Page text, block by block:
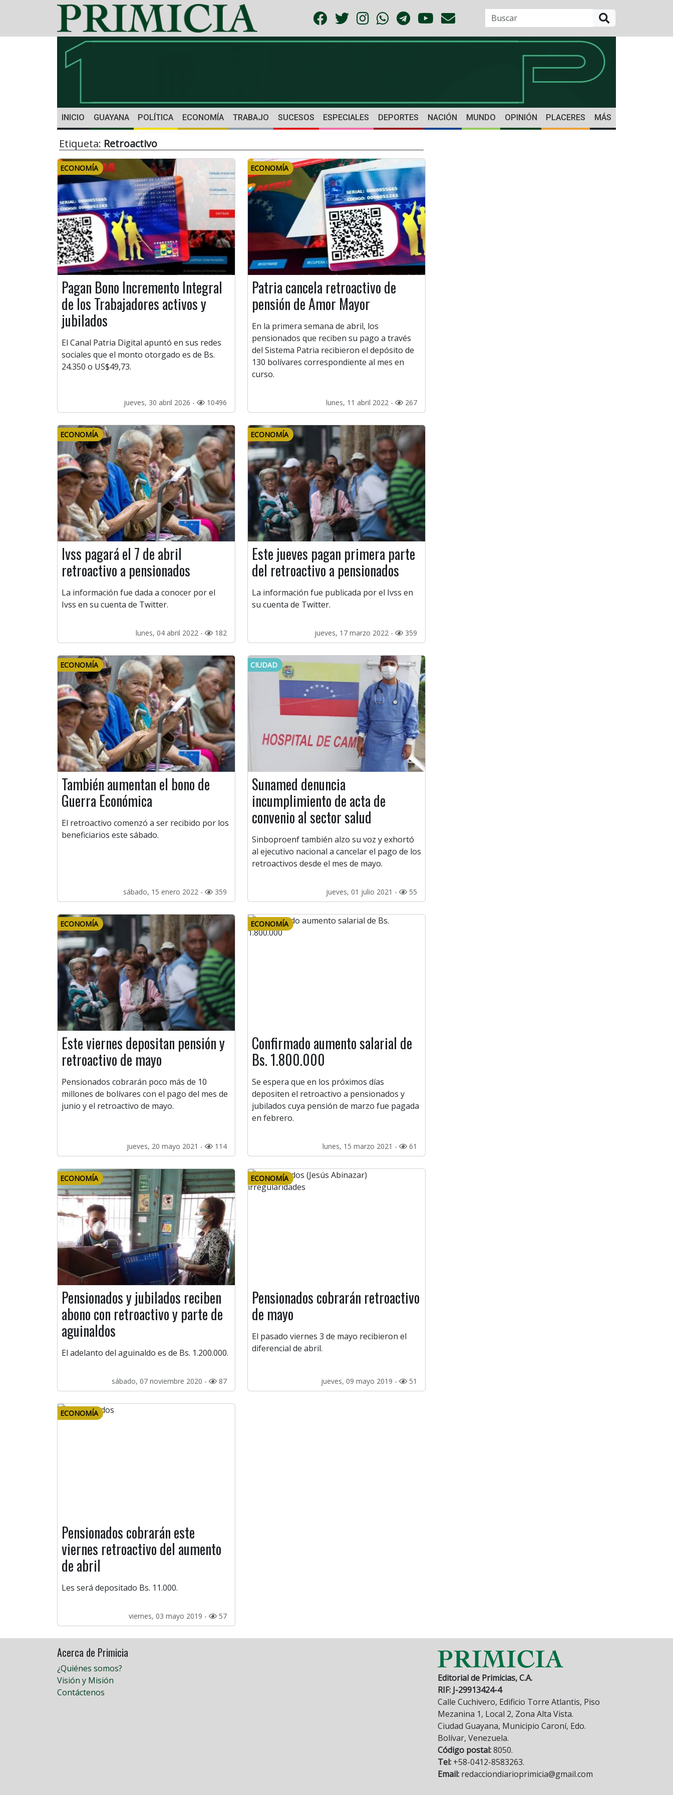
INICIO GUAYANA POLÍTICA ECONOMÍA TRABAJO SUCESOS ESPECIALES DEPORTES NACIÓN MUNDO OPINIÓN PLACERES MÁS
Etiqueta: Retroactivo
ECONOMÍA
Pagan Bono Incremento Integral
de los Trabajadores activos y
jubilados
El Canal Patria Digital apuntó en sus redes
sociales que el monto otorgado es de Bs.
24.350 o US$49,73.
jueves, 30 abril 2026 - 10496
ECONOMÍA
Patria cancela retroactivo de
pensión de Amor Mayor
En la primera semana de abril, los
pensionados que reciben su pago a través
del Sistema Patria recibieron el depósito de
130 bolívares correspondiente al mes en
curso.
lunes, 11 abril 2022 - 267
ECONOMÍA
Ivss pagará el 7 de abril
retroactivo a pensionados
La información fue dada a conocer por el
Ivss en su cuenta de Twitter.
lunes, 04 abril 2022 - 182
ECONOMÍA
Este jueves pagan primera parte
del retroactivo a pensionados
La información fue publicada por el Ivss en
su cuenta de Twitter.
jueves, 17 marzo 2022 - 359
ECONOMÍA
También aumentan el bono de
Guerra Económica
El retroactivo comenzó a ser recibido por los
beneficiarios este sábado.
sábado, 15 enero 2022 - 359
CIUDAD
Sunamed denuncia
incumplimiento de acta de
convenio al sector salud
Sinboproenf también alzo su voz y exhortó
al ejecutivo nacional a cancelar el pago de los
retroactivos desde el mes de mayo.
jueves, 01 julio 2021 - 55
ECONOMÍA
Este viernes depositan pensión y
retroactivo de mayo
Pensionados cobrarán poco más de 10
millones de bolívares con el pago del mes de
junio y el retroactivo de mayo.
jueves, 20 mayo 2021 - 114
ECONOMÍA
Confirmado aumento salarial de
Bs. 1.800.000
Se espera que en los próximos días
depositen el retroactivo a pensionados y
jubilados cuya pensión de marzo fue pagada
en febrero.
lunes, 15 marzo 2021 - 61
ECONOMÍA
Pensionados y jubilados reciben
abono con retroactivo y parte de
aguinaldos
El adelanto del aguinaldo es de Bs. 1.200.000.
sábado, 07 noviembre 2020 - 87
ECONOMÍA
Pensionados cobrarán retroactivo
de mayo
El pasado viernes 3 de mayo recibieron el
diferencial de abril.
jueves, 09 mayo 2019 - 51
ECONOMÍA
Pensionados cobrarán este
viernes retroactivo del aumento
de abril
Les será depositado Bs. 11.000.
viernes, 03 mayo 2019 - 57
Acerca de Primicia
¿Quiénes somos?
Visión y Misión
Contáctenos
Editorial de Primicias, C.A.
RIF: J-29913424-4
Calle Cuchivero, Edificio Torre Atlantis, Piso
Mezanina 1, Local 2, Zona Alta Vista.
Ciudad Guayana, Municipio Caroní, Edo.
Bolívar, Venezuela.
Código postal:8050.
Tel: +58-0412-8583263.
Email: redacciondiarioprimicia@gmail.com